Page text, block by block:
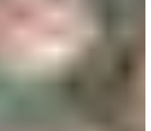
Art Trails